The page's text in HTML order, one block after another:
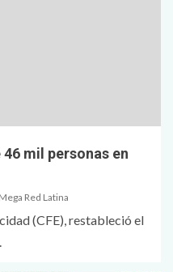
mil personas en
Red Latina
(CFE), restableció el